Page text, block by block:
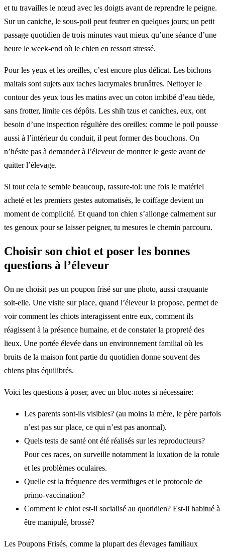
et tu travailles le nœud avec les doigts avant de reprendre le peigne.
Sur un caniche, le sous-poil peut feutrer en quelques jours; un petit
passage quotidien de trois minutes vaut mieux qu’une séance d’une
heure le week-end où le chien en ressort stressé.
Pour les yeux et les oreilles, c’est encore plus délicat. Les bichons
maltais sont sujets aux taches lacrymales brunâtres. Nettoyer le
contour des yeux tous les matins avec un coton imbibé d’eau tiède,
sans frotter, limite ces dépôts. Les shih tzus et caniches, eux, ont
besoin d’une inspection régulière des oreilles: comme le poil pousse
aussi à l’intérieur du conduit, il peut former des bouchons. On
n’hésite pas à demander à l’éleveur de montrer le geste avant de
quitter l’élevage.
Si tout cela te semble beaucoup, rassure-toi: une fois le matériel
acheté et les premiers gestes automatisés, le coiffage devient un
moment de complicité. Et quand ton chien s’allonge calmement sur
tes genoux pour se laisser peigner, tu mesures le chemin parcouru.
Choisir son chiot et poser les bonnes
questions à l’éleveur
On ne choisit pas un poupon frisé sur une photo, aussi craquante
soit-elle. Une visite sur place, quand l’éleveur la propose, permet de
voir comment les chiots interagissent entre eux, comment ils
réagissent à la présence humaine, et de constater la propreté des
lieux. Une portée élevée dans un environnement familial où les
bruits de la maison font partie du quotidien donne souvent des
chiens plus équilibrés.
Voici les questions à poser, avec un bloc-notes si nécessaire:
Les parents sont-ils visibles? (au moins la mère, le père parfois
n’est pas sur place, ce qui n’est pas anormal).
Quels tests de santé ont été réalisés sur les reproducteurs?
Pour ces races, on surveille notamment la luxation de la rotule
et les problèmes oculaires.
Quelle est la fréquence des vermifuges et le protocole de
primo-vaccination?
Comment le chiot est-il socialisé au quotidien? Est-il habitué à
être manipulé, brossé?
Les Poupons Frisés, comme la plupart des élevages familiaux